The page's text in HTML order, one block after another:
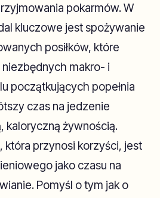
pokarmów. W
kluczowe jest spożywanie
posiłków, które
makro- i
początkujących popełnia
czas na jedzenie
żywnością.
która przynosi korzyści, jest
jako czasu na
Pomyśl o tym jak o